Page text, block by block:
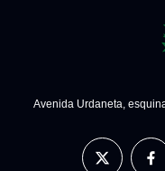
Avenida Urdaneta,